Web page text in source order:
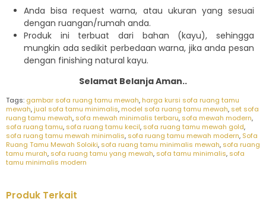
Anda bisa request warna, atau ukuran yang sesuai
dengan ruangan/rumah anda.
Produk ini terbuat dari bahan (kayu), sehingga
mungkin ada sedikit perbedaan warna, jika anda pesan
dengan finishing natural kayu.
Selamat Belanja Aman..
Tags: gambar sofa ruang tamu mewah, harga kursi sofa ruang tamu
mewah, jual sofa tamu minimalis, model sofa ruang tamu mewah, set sofa
ruang tamu mewah, sofa mewah minimalis terbaru, sofa mewah modern,
sofa ruang tamu, sofa ruang tamu kecil, sofa ruang tamu mewah gold,
sofa ruang tamu mewah minimalis, sofa ruang tamu mewah modern, Sofa
Ruang Tamu Mewah Soloiki, sofa ruang tamu minimalis mewah, sofa ruang
tamu murah, sofa ruang tamu yang mewah, sofa tamu minimalis, sofa
tamu minimalis modern
Produk Terkait